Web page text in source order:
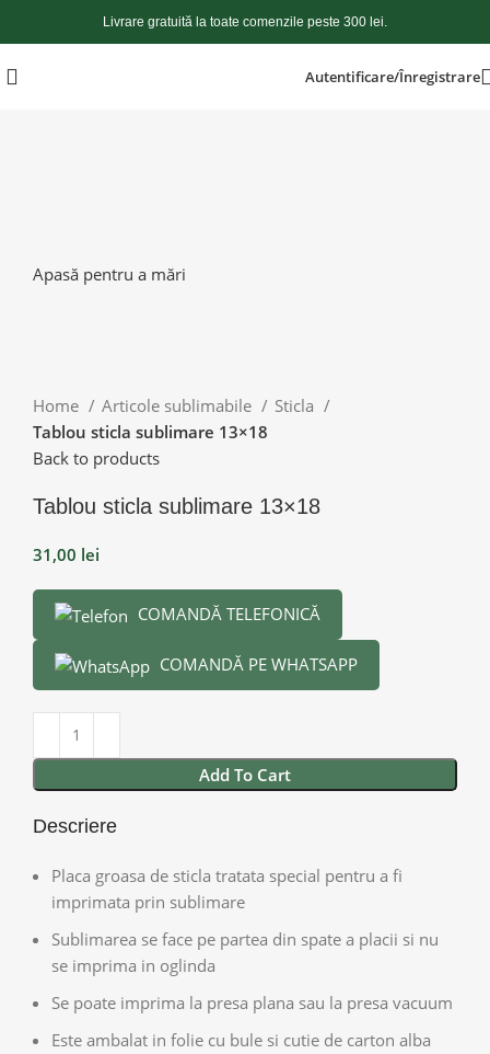
Livrare gratuită la toate comenzile peste 300 lei.
Autentificare/Înregistrare
Apasă pentru a mări
Home Articole sublimabile
Sticla
Tablou sticla sublimare 13×18
Back to products
Tablou sticla sublimare 13×18
31,00 lei
COMANDĂ TELEFONICĂ
COMANDĂ PE WHATSAPP
Add To Cart
Descriere
Placa groasa de sticla tratata special pentru a fi
imprimata prin sublimare
Sublimarea se face pe partea din spate a placii si nu
se imprima in oglinda
Se poate imprima la presa plana sau la presa vacuum
Este ambalat in folie cu bule si cutie de carton alba